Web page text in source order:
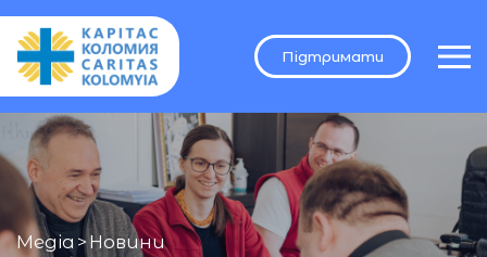
Підтримати
Медіа >Новини